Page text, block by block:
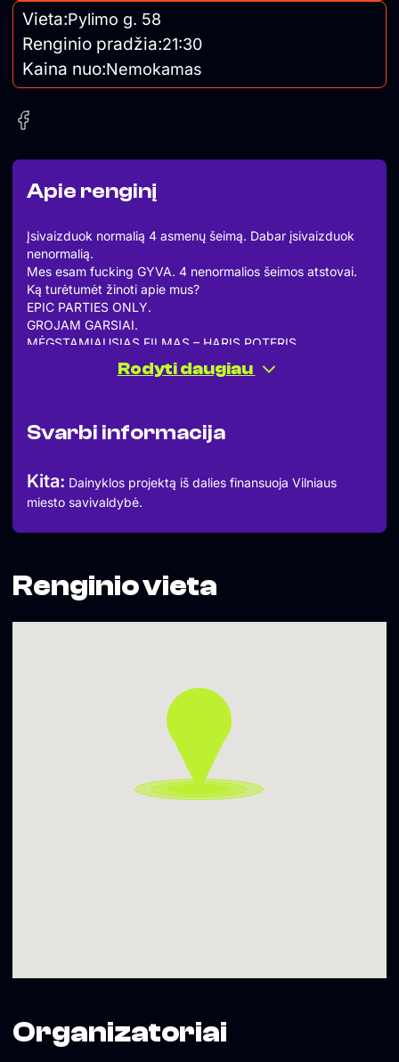
Apie renginį
Įsivaizduok normalią 4 asmenų šeimą. Dabar įsivaizduok
nenormalią.
Mes esam fucking GYVA. 4 nenormalios šeimos atstovai.
Ką turėtumėt žinoti apie mus?
EPIC PARTIES ONLY.
GROJAM GARSIAI.
MĖGSTAMIAUSIAS FILMAS – HARIS POTERIS
FILOSOFIJA – PADUODAM SMARVĖS IR KRUŠOS.
20:30 durys
Rodyti daugiau
Svarbi informacija
Kita: Dainyklos projektą iš dalies finansuoja Vilniaus
miesto savivaldybė.
Vieta:Pylimo g. 58
Renginio pradžia:21:30
Kaina nuo:Nemokamas
Renginio vieta
Organizatoriai